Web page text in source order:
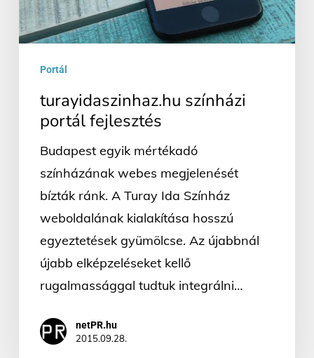
Portál
turayidaszinhaz.hu színházi
portál fejlesztés
Budapest egyik mértékadó
színházának webes megjelenését
bízták ránk. A Turay Ida Színház
weboldalának kialakítása hosszú
egyeztetések gyümölcse. Az újabbnál
újabb elképzeléseket kellő
rugalmassággal tudtuk integrálni…
netPR.hu
2015.09.28.